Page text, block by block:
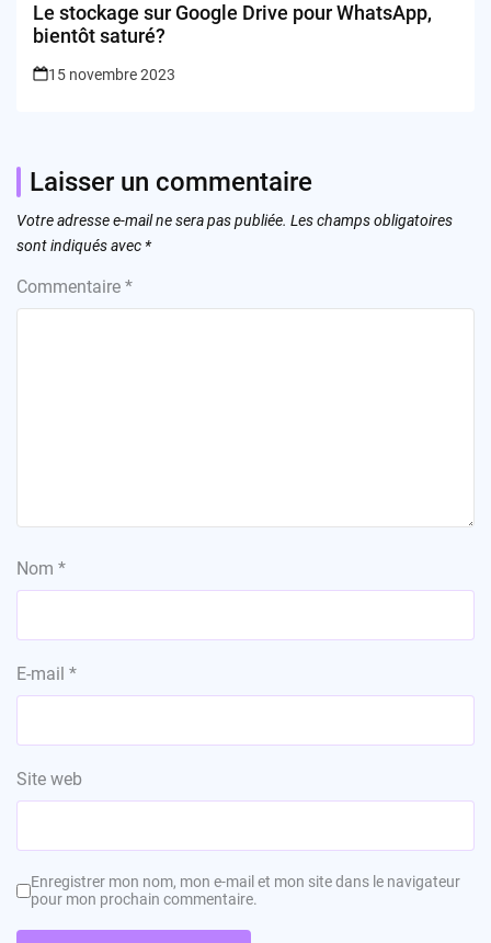
Le stockage sur Google Drive pour WhatsApp,
bientôt saturé?
15 novembre 2023
Laisser un commentaire
Votre adresse e-mail ne sera pas publiée. Les champs obligatoires
sont indiqués avec *
Commentaire *
Nom *
E-mail *
Site web
Enregistrer mon nom, mon e-mail et mon site dans le navigateur
pour mon prochain commentaire.